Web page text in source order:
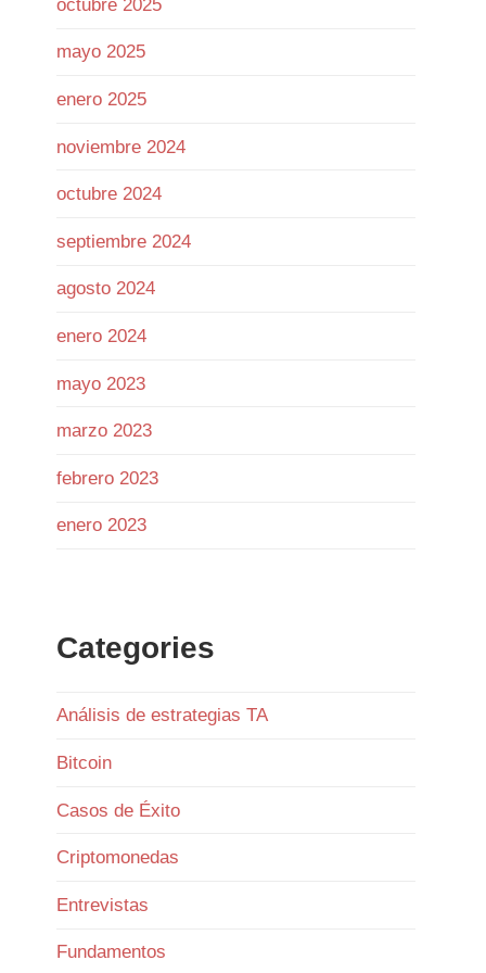
José Siles | AI | Data
@josesilesdata
LÍMITE DE USO DIARIO."
Ramiro (Book&Trading)
calma tensa.
Con funding neutral y OI bajando
En el libro de órdenes, el soporte en
avance.
Gentleman Programming
octubre 2025
mayo 2025
enero 2025
noviembre 2024
octubre 2024
septiembre 2024
agosto 2024
enero 2024
mayo 2023
marzo 2023
febrero 2023
enero 2023
Categories
Análisis de estrategias TA
Bitcoin
Casos de Éxito
Criptomonedas
Entrevistas
Fundamentos